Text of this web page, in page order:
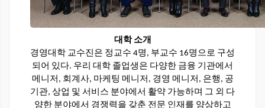
대학 소개
경영대학 교수진은 정교수 4명, 부교수 16명으로 구성
되어 있다. 우리 대학 졸업생은 다양한 금융 기관에서
메니저, 회계사, 마케팅 메니저, 경영 메니저, 은행, 공
기관, 상업 및 서비스 분야에서 활약 가능하며 그 외 다
양한 분야에서 경쟁력을 갖춘 전문 인재를 양상하고